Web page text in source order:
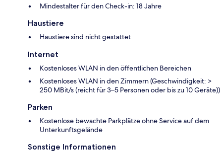
Mindestalter für den Check-in: 18 Jahre
Haustiere
Haustiere sind nicht gestattet
Internet
Kostenloses WLAN in den öffentlichen Bereichen
Kostenloses WLAN in den Zimmern (Geschwindigkeit: >
250 MBit/s (reicht für 3–5 Personen oder bis zu 10 Geräte))
Parken
Kostenlose bewachte Parkplätze ohne Service auf dem
Unterkunftsgelände
Sonstige Informationen